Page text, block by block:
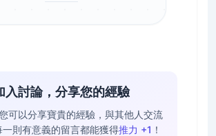
入討論，分享您的經驗
可以分享寶貴的經驗，與其他人交流
一則有意義的留言都能獲得推力 +1 ！